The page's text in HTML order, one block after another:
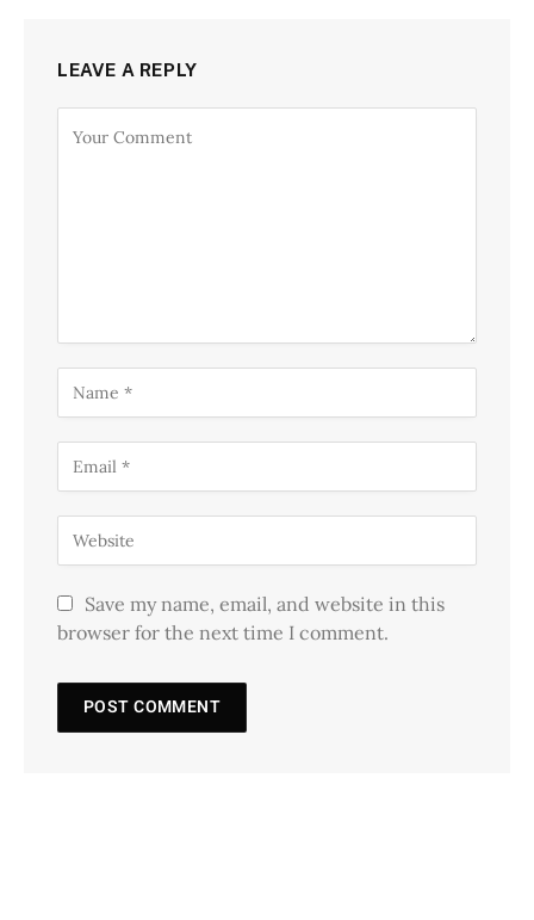
LEAVE A REPLY
Save my name, email, and website in this
browser for the next time I comment.